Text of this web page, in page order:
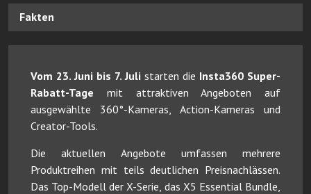
Fakten
Vom 23. Juni bis 7. Juli starten die Insta360 Super-
Rabatt-Tage mit attraktiven Angeboten auf
ausgewählte 360°-Kameras, Action-Kameras und
Creator-Tools.
Die aktuellen Angebote umfassen mehrere
Produktreihen mit teils deutlichen Preisnachlässen.
Das Top-Modell der X-Serie, das X5 Essential Bundle,